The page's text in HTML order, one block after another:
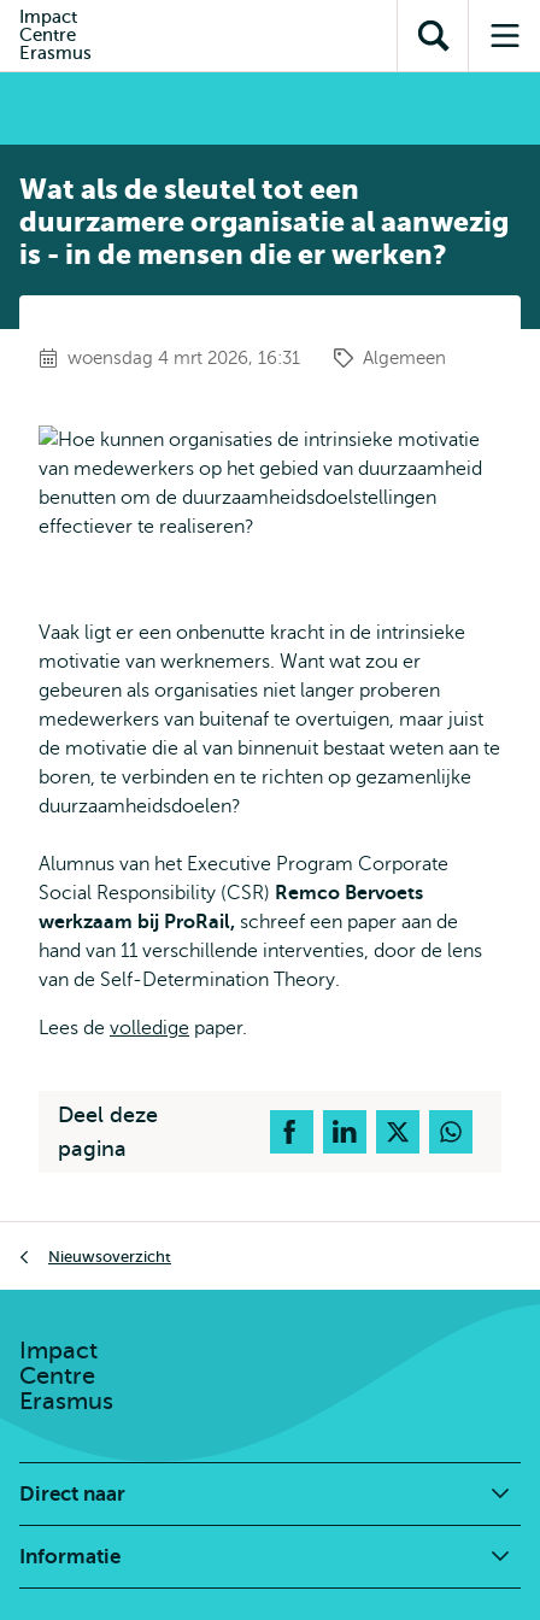
inhoud
Direct naar
subnavigatie
Impact
Centre
Erasmus
Toon
zoekveld
Wat als de sleutel tot een
duurzamere organisatie al aanwezig
is - in de mensen die er werken?
woensdag 4 mrt 2026, 16:31 Algemeen
Vaak ligt er een onbenutte kracht in de intrinsieke
motivatie van werknemers. Want wat zou er
gebeuren als organisaties niet langer proberen
medewerkers van buitenaf te overtuigen, maar juist
de motivatie die al van binnenuit bestaat weten aan te
boren, te verbinden en te richten op gezamenlijke
duurzaamheidsdoelen?
Alumnus van het Executive Program Corporate
Social Responsibility (CSR) Remco Bervoets
werkzaam bij ProRail, schreef een paper aan de
hand van 11 verschillende interventies, door de lens
van de Self-Determination Theory.
Lees de volledige paper.
Deel deze
pagina
Nieuwsoverzicht
Impact
Centre
Erasmus
Direct naar
Informatie